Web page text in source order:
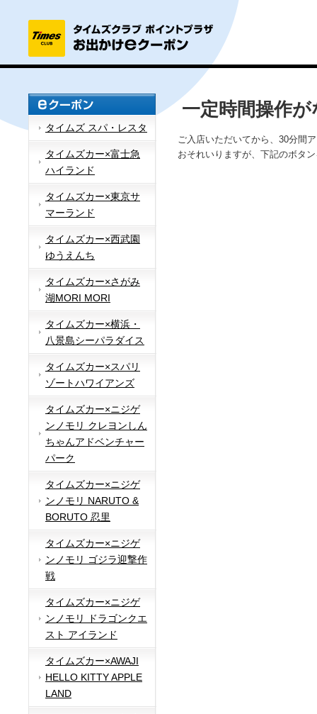
タイムズ スパ・レスタ
タイムズカー×富士急
ハイランド
タイムズカー×東京サ
マーランド
タイムズカー×西武園
ゆうえんち
タイムズカー×さがみ
湖MORI MORI
タイムズカー×横浜・
八景島シーパラダイス
タイムズカー×スパリ
ゾートハワイアンズ
タイムズカー×ニジゲ
ンノモリ クレヨンしん
ちゃんアドベンチャー
パーク
タイムズカー×ニジゲ
ンノモリ NARUTO &
BORUTO 忍里
タイムズカー×ニジゲ
ンノモリ ゴジラ迎撃作
戦
タイムズカー×ニジゲ
ンノモリ ドラゴンクエ
スト アイランド
タイムズカー×AWAJI
HELLO KITTY APPLE
LAND
一定時間操作
ご入店いただいてから、30分間
おそれいりますが、下記のボタ